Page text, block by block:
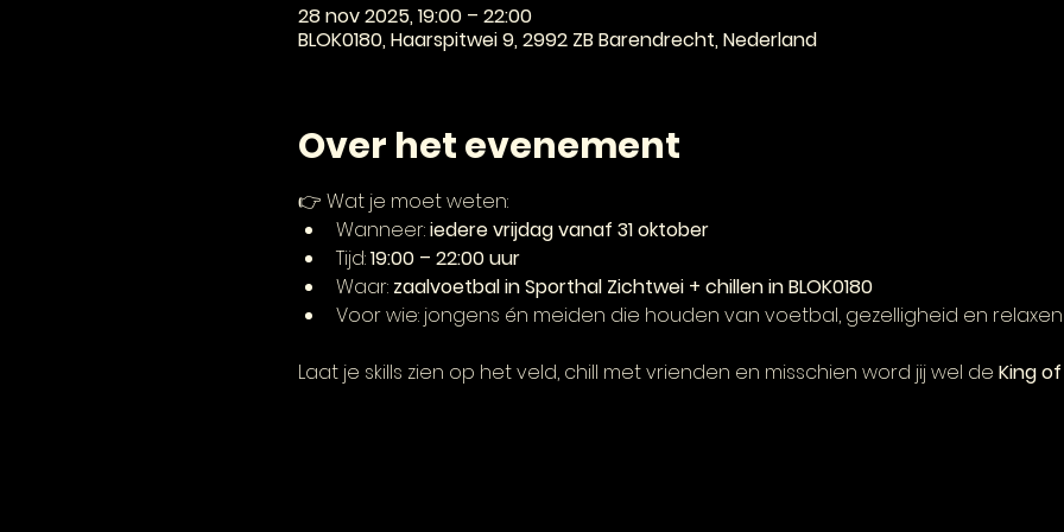
28 nov 2025, 19:00 – 22:00
BLOK0180, Haarspitwei 9, 2992 ZB Barendrecht, Nederland
Over het evenement
👉 Wat je moet weten:
Wanneer: iedere vrijdag vanaf 31 oktober
Tijd: 19:00 – 22:00 uur
Waar: zaalvoetbal in Sporthal Zichtwei + chillen in BLOK0180
Voor wie: jongens én meiden die houden van voetbal, gezelligheid en
Laat je skills zien op het veld, chill met vrienden en misschien word jij wel de King of